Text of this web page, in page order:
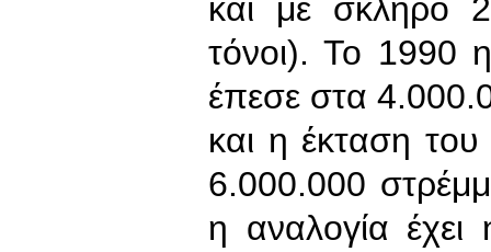
και με σκληρό
τόνοι). Το 1990
έπεσε στα
και η έκταση
6.000.000
η αναλογία έχει